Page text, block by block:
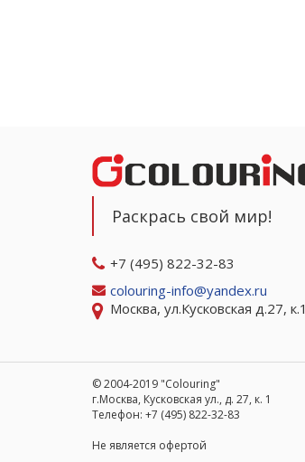
Раскрась свой мир!
+7 (495) 822-32-83
colouring-info@yandex.ru
Москва, ул.Кусковская д.27, к.1
© 2004-2019 "Colouring"
г.Москва, Кусковская ул., д. 27, к. 1
Телефон: +7 (495) 822-32-83
Не является офертой